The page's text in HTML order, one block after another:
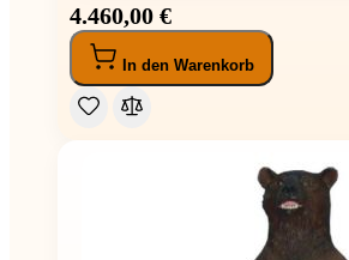
4.460,00 €
In den Warenkorb